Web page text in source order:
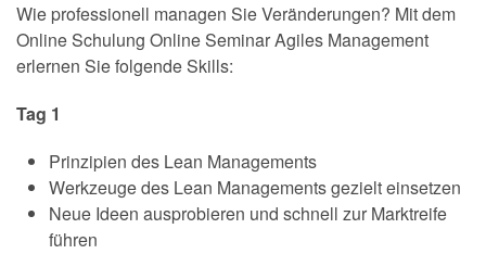
Wie professionell managen Sie Veränderungen? Mit dem
Online Schulung Online Seminar Agiles Management
erlernen Sie folgende Skills:
Tag 1
Prinzipien des Lean Managements
Werkzeuge des Lean Managements gezielt einsetzen
Neue Ideen ausprobieren und schnell zur Marktreife
führen